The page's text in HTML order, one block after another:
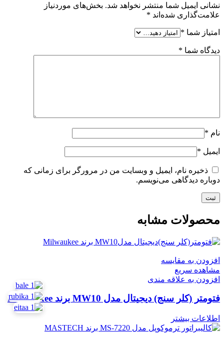
نشانی ایمیل شما منتشر نخواهد شد. بخش‌های موردنیاز
علامت‌گذاری شده‌اند *
امتیاز شما *
دیدگاه شما *
نام *
ایمیل *
ذخیره نام، ایمیل و وبسایت من در مرورگر برای زمانی که
دوباره دیدگاهی می‌نویسم.
محصولات مشابه
افزودن به مقایسه
مشاهده سریع
افزودن به علاقه مندی
فتومتر (کلر سنج) دیجیتال مدل MW10 برند Milwaukee
اطلاعات بیشتر